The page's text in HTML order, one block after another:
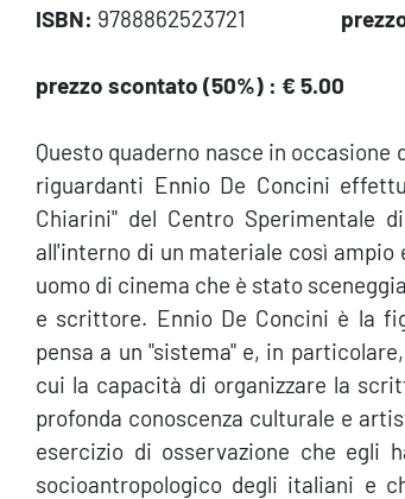
ISBN: 9788862523721
prezzo scontato (50%) : € 5.00
Questo quaderno nasce in
riguardanti Ennio De Concini
Chiarini" del Centro Sperimentale
all'interno di un materiale così
uomo di cinema che è stato
e scrittore. Ennio De Concini è la
pensa a un "sistema" e, in
cui la capacità di organizzare la
profonda conoscenza culturale e
esercizio di osservazione che egli
socioantropologico degli italiani e